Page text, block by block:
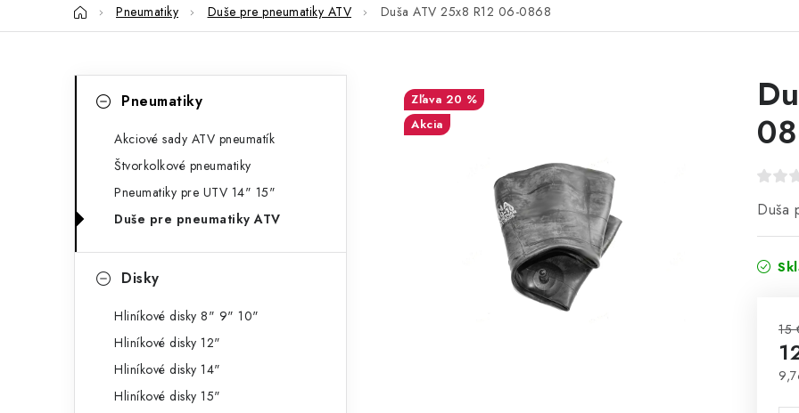
DomovPneumatiky Duše pre pneumatiky ATV Duša ATV 25x8 R12 06-0868
ý
p
kategórie
g
ó
Pneumatiky
Akciové sady ATV pneumatík
Štvorkolkové pneumatiky
Pneumatiky pre UTV 14" 15"
Duše pre pneumatiky ATV
Disky
Hliníkové disky 8" 9" 10"
Hliníkové disky 12"
Hliníkové disky 14"
Hliníkové disky 15"
Duša
15
20 %
Akcia